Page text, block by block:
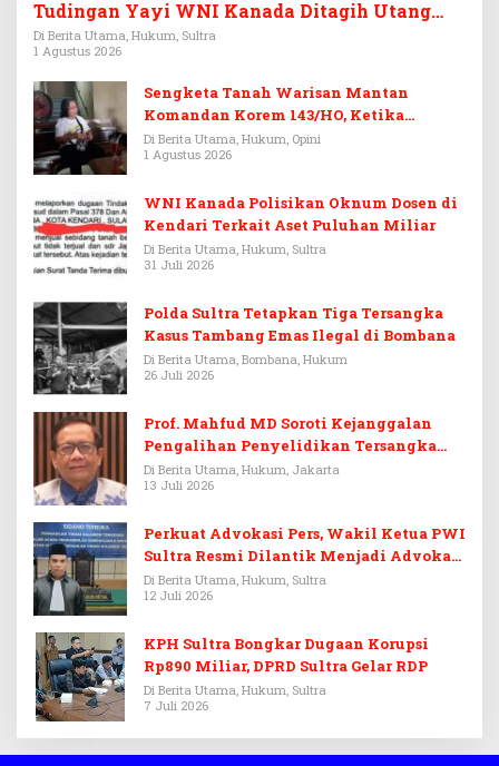
Tudingan Yayi WNI Kanada Ditagih Utang
Rp3,6 Miliar
Di Berita Utama, Hukum, Sultra
1 Agustus 2026
Sengketa Tanah Warisan Mantan
Komandan Korem 143/HO, Ketika
Warisan Menjadi Arena Pemerasan
Di Berita Utama, Hukum, Opini
1 Agustus 2026
WNI Kanada Polisikan Oknum Dosen di
Kendari Terkait Aset Puluhan Miliar
Di Berita Utama, Hukum, Sultra
31 Juli 2026
Polda Sultra Tetapkan Tiga Tersangka
Kasus Tambang Emas Ilegal di Bombana
Di Berita Utama, Bombana, Hukum
26 Juli 2026
Prof. Mahfud MD Soroti Kejanggalan
Pengalihan Penyelidikan Tersangka
Febrie Adriansyah
Di Berita Utama, Hukum, Jakarta
13 Juli 2026
Perkuat Advokasi Pers, Wakil Ketua PWI
Sultra Resmi Dilantik Menjadi Advokat
PERADI
Di Berita Utama, Hukum, Sultra
12 Juli 2026
KPH Sultra Bongkar Dugaan Korupsi
Rp890 Miliar, DPRD Sultra Gelar RDP
Di Berita Utama, Hukum, Sultra
7 Juli 2026